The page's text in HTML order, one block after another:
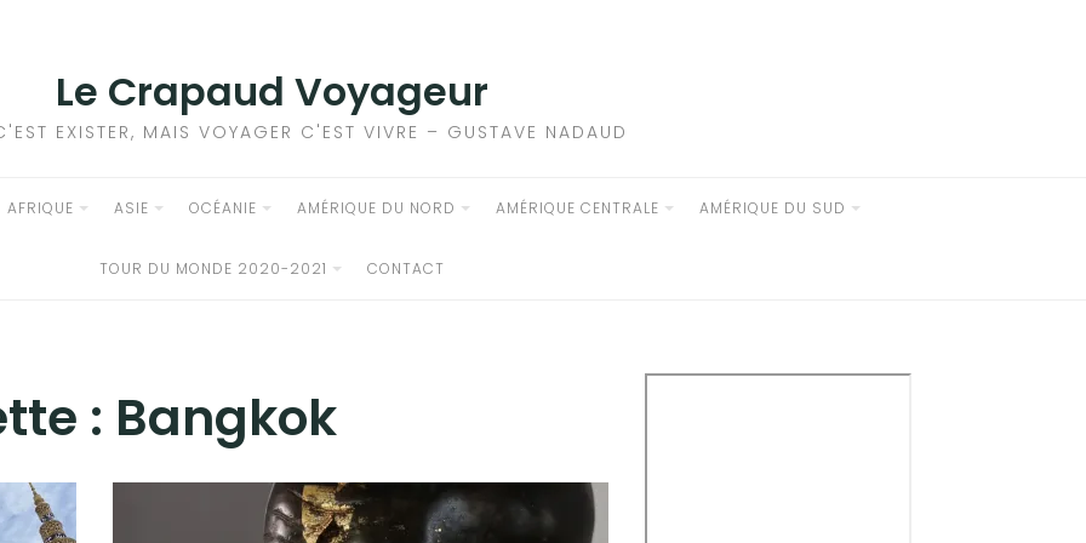
Le Crapaud Voyageur
EXISTER, MAIS VOYAGER C'EST VIVRE – GUSTAVE NADAUD
AFRIQUE ASIE OCÉANIE AMÉRIQUE DU NORD AMÉRIQUE CENTRALE AMÉRIQUE DU SUD
TOUR DU MONDE 2020-2021 CONTACT
: Bangkok